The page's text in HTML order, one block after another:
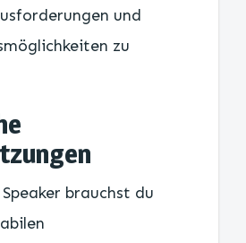
und
zu
brauchst du